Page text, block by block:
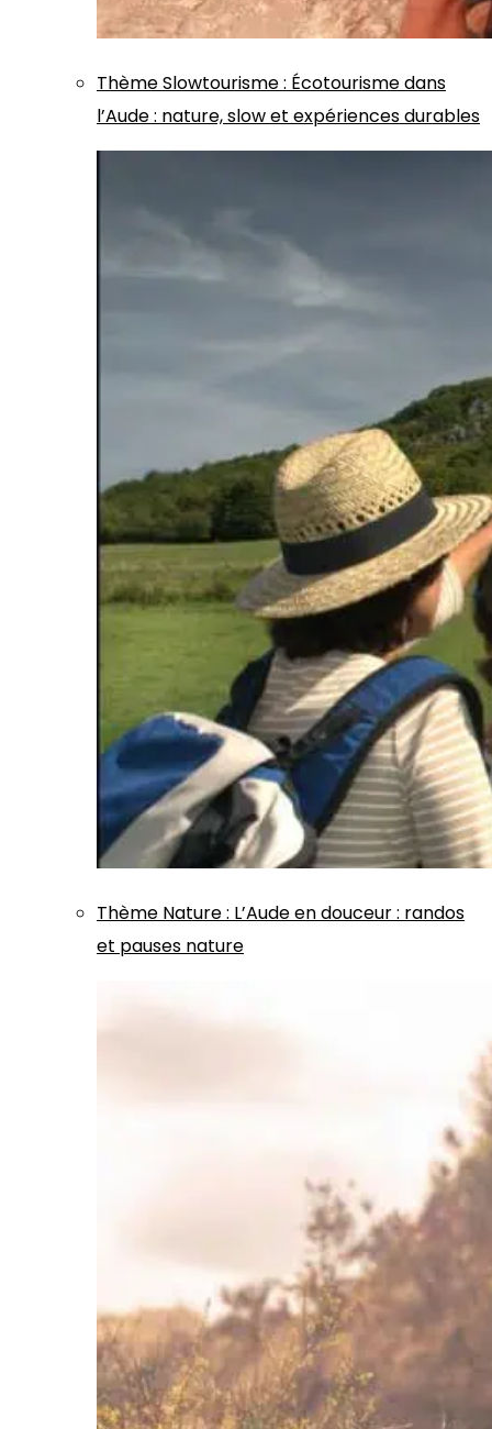
ThèmeSlowtourisme: Écotourisme dans
l’Aude : nature, slow et expériences durables
Thème Nature: L’Aude en douceur : randos
et pauses nature